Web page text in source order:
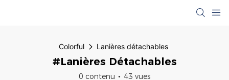
Colorful Lanières détachables
#Lanières Détachables
0 contenu 43 vues